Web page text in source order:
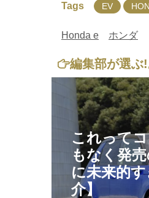
Tags EV
Honda e ホンダ
編集部が選ぶ!
これって
もなく発
に未来的
介】